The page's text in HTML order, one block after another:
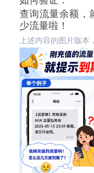
查询流量余额，
少流量啦！
上述内容的图片版本